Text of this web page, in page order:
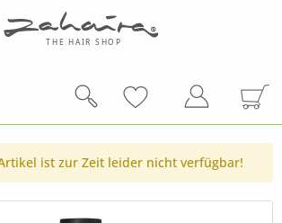
ist zur Zeit leider nicht verfügbar!